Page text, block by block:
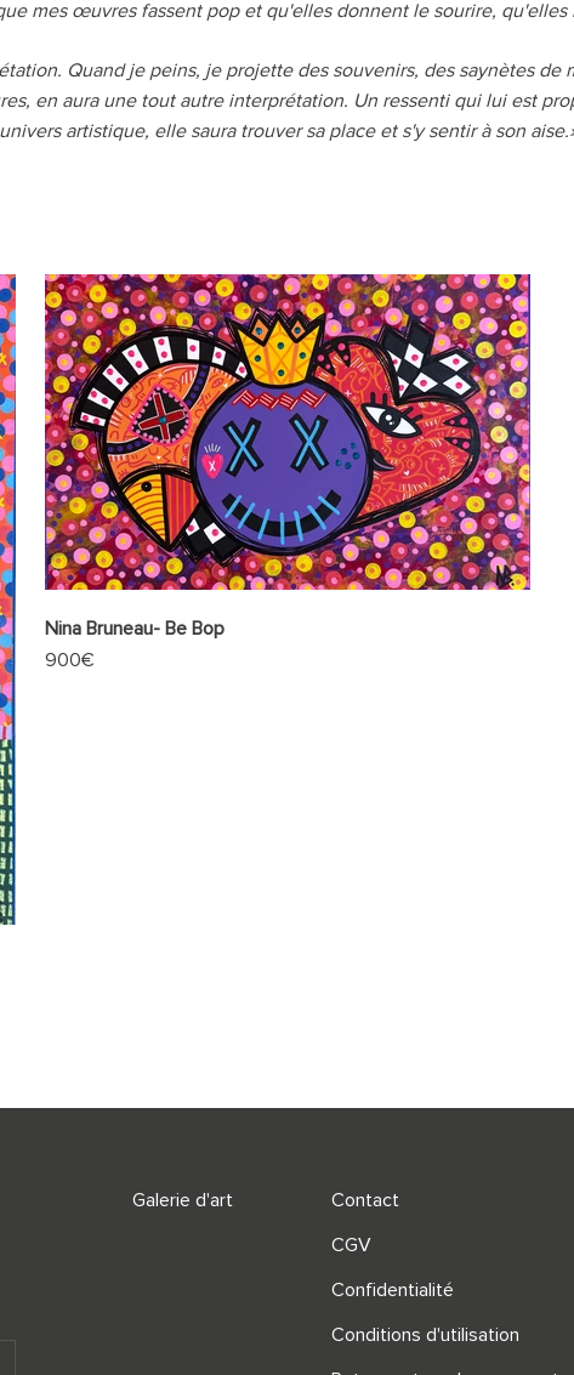
mes œuvres fassent pop et qu'elles donnent le sourire,
Quand je peins, je projette des souvenirs, des saynètes de
en aura une tout autre interprétation. Un ressenti qui lui est
univers artistique, elle saura trouver sa place et s'y sentir à son
Nina Bruneau- Be Bop
Prix de vente
900€
Galerie d'art Contact
CGV
Confidentialité
Conditions d'utilisation